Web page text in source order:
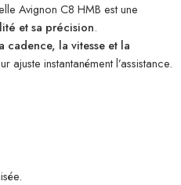
Avignon C8 HMB est une
et sa précision.
cadence, la vitesse et la
ajuste instantanément l’assistance.